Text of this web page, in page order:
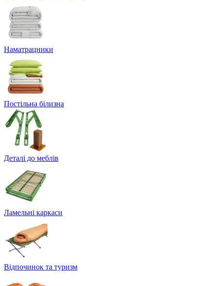
Наматрацники
Постільна білизна
Деталі до меблів
Ламельні каркаси
Відпочинок та туризм